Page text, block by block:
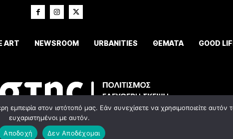
ART NEWSROOM URBANITIES ΘΕΜΑΤΑ GOOD
right reserved. Κατασκευή Ιστοσελίδας
Οροι χρήσης
στον ιστότοπό μας. Εάν συνεχίσετε να χρησιμοποιείτε αυτόν
ευχαριστημένοι με αυτόν.
Αποδοχή
Δεν Αποδέχομαι